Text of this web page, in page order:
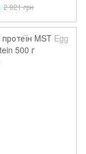
2 921 грн